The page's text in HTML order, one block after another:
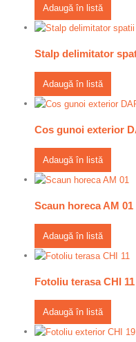
Adaugă în listă
Stalp delimitator
Adaugă în listă
Cos gunoi exterior
Adaugă în listă
Scaun horeca AM 01
Adaugă în listă
Fotoliu terasa CHI 11
Adaugă în listă